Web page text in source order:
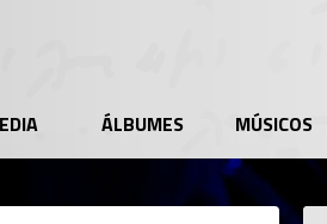
ÁLBUMES MÚSICOS